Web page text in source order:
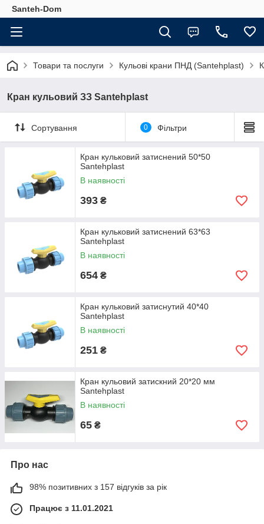
Santeh-Dom
Товари та послуги Кульові крани ПНД (Santehplast)
Кран кульовий ЗЗ Santehplast
Сортування 0 Фільтри
Кран кульковий затиснений 50*50
Santehplast
В наявності
393 ₴
Кран кульковий затиснений 63*63
Santehplast
В наявності
654 ₴
Кран кульковий затиснутий 40*40
Santehplast
В наявності
251 ₴
Кран кульовий затискний 20*20 мм
Santehplast
В наявності
65 ₴
Про нас
98% позитивних з 157 відгуків за рік
Працює з 11.01.2021